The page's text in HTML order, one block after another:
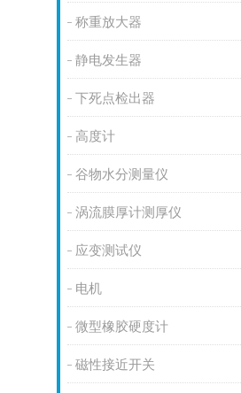
称重放大器
静电发生器
下死点检出器
高度计
谷物水分测量仪
涡流膜厚计测厚仪
应变测试仪
电机
微型橡胶硬度计
磁性接近开关